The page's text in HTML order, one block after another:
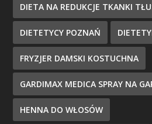
DIETA NA REDUKCJE TKANKI
DIETETYCY POZNAŃ
FRYZJER DAMSKI KOSTUCHNA
GARDIMAX MEDICA SPRAY NA
HENNA DO WŁOSÓW